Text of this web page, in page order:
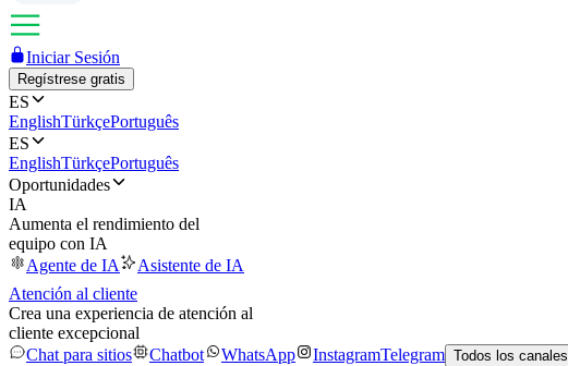
Iniciar Sesión
Regístrese gratis
ES
EnglishTürkçePortuguês
ES
EnglishTürkçePortuguês
Oportunidades
IA
Aumenta el rendimiento del
equipo con IA
Agente de IA
Asistente de IA
Atención al cliente
Crea una experiencia de atención al
cliente excepcional
Chat para sitios
Chatbot WhatsApp InstagramTelegram Todos los canales